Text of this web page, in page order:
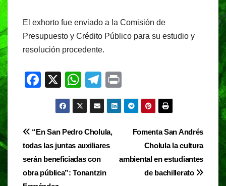
El exhorto fue enviado a la Comisión de
Presupuesto y Crédito Público para su estudio y
resolución procedente.
F
e
b
o
o
X
W
h
at
s
A
p
p
T
el
e
gr
a
in
t
Navegación
de
entradas
Fomenta San Andrés
Cholula la cultura
ambiental en estudiantes
de bachillerato
“En San Pedro Cholula,
todas las juntas auxiliares
serán beneficiadas con
obra pública”: Tonantzin